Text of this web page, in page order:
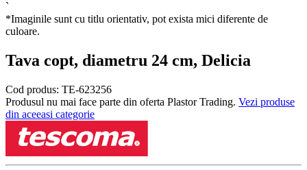
`
*Imaginile sunt cu titlu orientativ, pot exista mici diferente de
culoare.
Tava copt, diametru 24 cm, Delicia
Cod produs: TE-623256
Produsul nu mai face parte din oferta Plastor Trading. Vezi produse
din aceeasi categorie